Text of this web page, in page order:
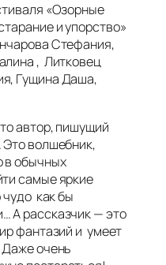
«Озорные
и упорство»
Стефания,
, Литковец
Гущина Даша,
автор, пишущий
волшебник,
в обычных
самые яркие
как бы
А рассказчик — это
фантазий и умеет
Даже очень